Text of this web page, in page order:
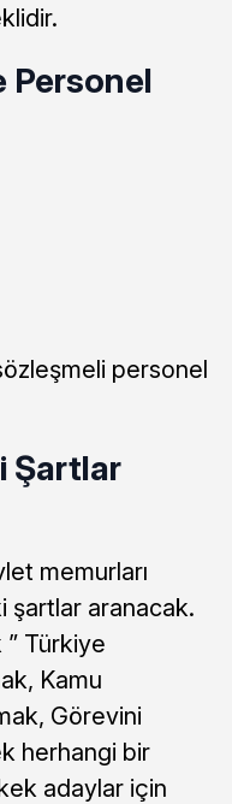
Personel
personel
Şartlar
memurları
şartlar aranacak.
Türkiye
Kamu
Görevini
herhangi bir
adaylar için